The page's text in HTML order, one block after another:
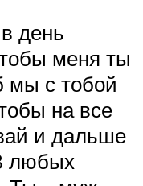
день
меня ты
мы с тобой
на все
и дальше
любых